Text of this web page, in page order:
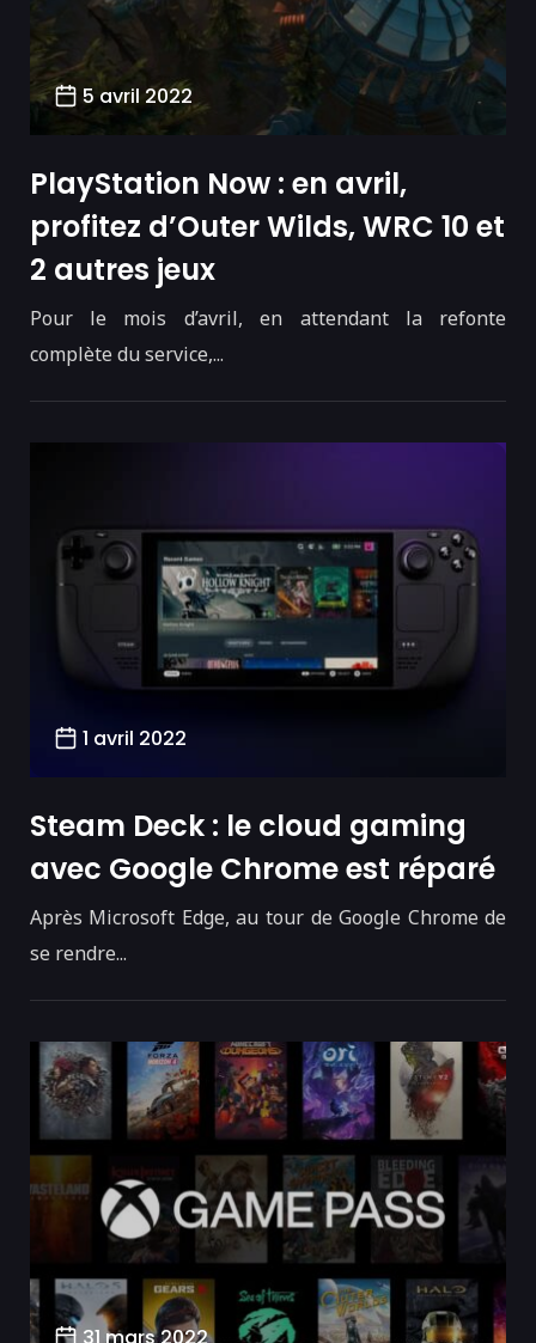
5 avril 2022
PlayStation Now : en avril,
profitez d’Outer Wilds, WRC 10 et
2 autres jeux
Pour le mois d’avril, en attendant la refonte
complète du service,...
1 avril 2022
Steam Deck : le cloud gaming
avec Google Chrome est réparé
Après Microsoft Edge, au tour de Google Chrome de
se rendre...
31 mars 2022